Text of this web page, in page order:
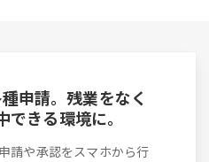
申請。残業をなく
できる環境に。
請や承認をスマホから行